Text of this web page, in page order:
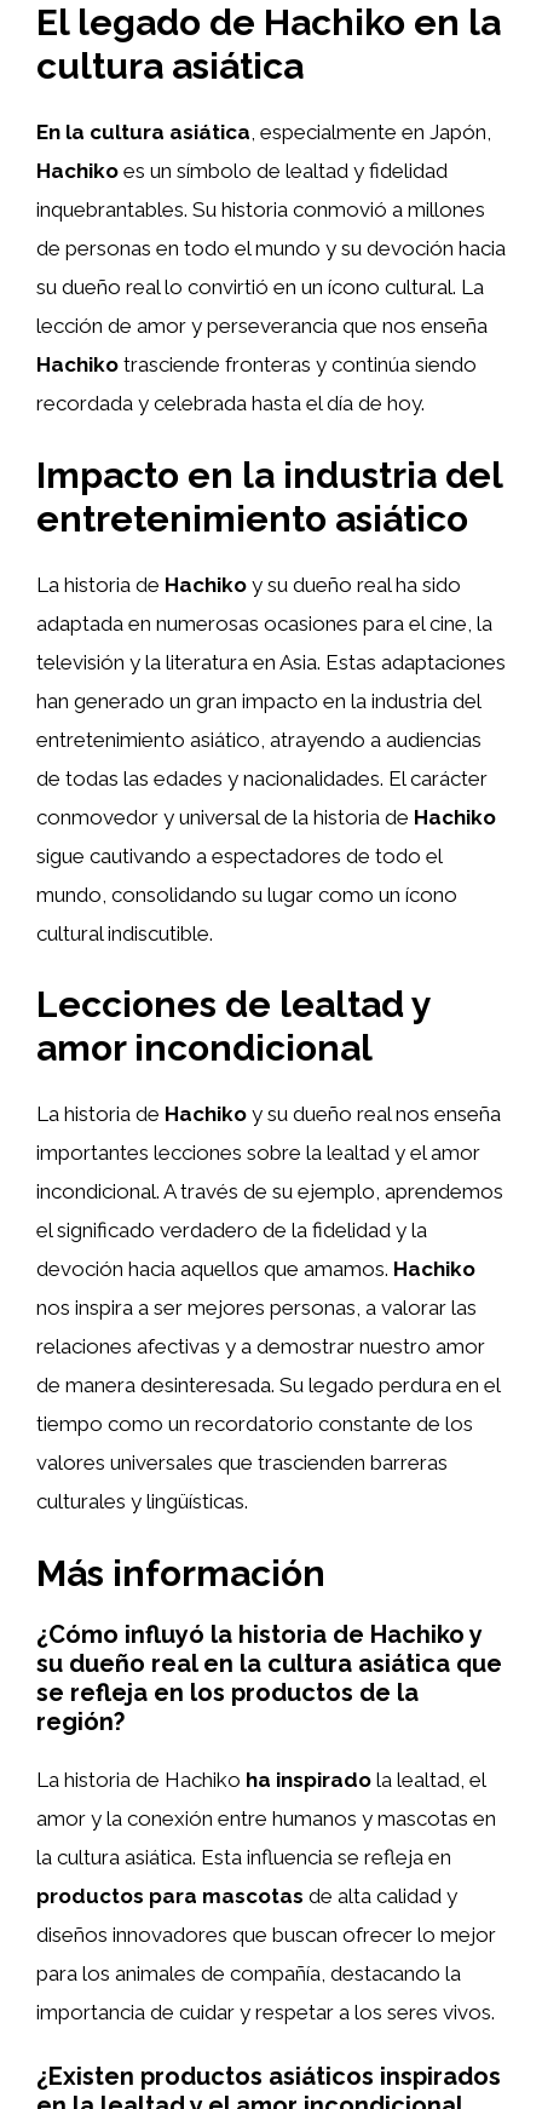
El legado de Hachiko en la
cultura asiática
En la cultura asiática, especialmente en Japón,
Hachiko es un símbolo de lealtad y fidelidad
inquebrantables. Su historia conmovió a millones
de personas en todo el mundo y su devoción hacia
su dueño real lo convirtió en un ícono cultural. La
lección de amor y perseverancia que nos enseña
Hachiko trasciende fronteras y continúa siendo
recordada y celebrada hasta el día de hoy.
Impacto en la industria del
entretenimiento asiático
La historia de Hachiko y su dueño real ha sido
adaptada en numerosas ocasiones para el cine, la
televisión y la literatura en Asia. Estas adaptaciones
han generado un gran impacto en la industria del
entretenimiento asiático, atrayendo a audiencias
de todas las edades y nacionalidades. El carácter
conmovedor y universal de la historia de Hachiko
sigue cautivando a espectadores de todo el
mundo, consolidando su lugar como un ícono
cultural indiscutible.
Lecciones de lealtad y
amor incondicional
La historia de Hachiko y su dueño real nos enseña
importantes lecciones sobre la lealtad y el amor
incondicional. A través de su ejemplo, aprendemos
el significado verdadero de la fidelidad y la
devoción hacia aquellos que amamos. Hachiko
nos inspira a ser mejores personas, a valorar las
relaciones afectivas y a demostrar nuestro amor
de manera desinteresada. Su legado perdura en el
tiempo como un recordatorio constante de los
valores universales que trascienden barreras
culturales y lingüísticas.
Más información
¿Cómo influyó la historia de Hachiko y
su dueño real en la cultura asiática que
se refleja en los productos de la
región?
La historia de Hachiko ha inspirado la lealtad, el
amor y la conexión entre humanos y mascotas en
la cultura asiática. Esta influencia se refleja en
productos para mascotas de alta calidad y
diseños innovadores que buscan ofrecer lo mejor
para los animales de compañía, destacando la
importancia de cuidar y respetar a los seres vivos.
¿Existen productos asiáticos inspirados